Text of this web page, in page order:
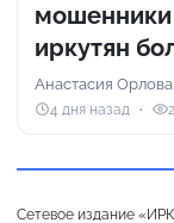
иркутян
Анастасия Орлова
4 дня назад
Сетевое издание